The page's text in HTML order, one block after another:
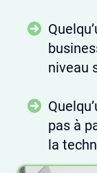
niveau
pas à
la